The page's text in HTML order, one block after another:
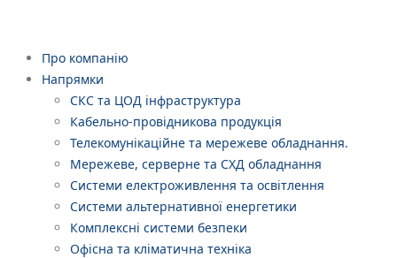
Про компанію
Напрямки
СКС та ЦОД інфраструктура
Кабельно-провідникова продукція
Телекомунікаційне та мережеве обладнання.
Мережеве, серверне та СХД обладнання
Системи електроживлення та освітлення
Системи альтернативної енергетики
Комплексні системи безпеки
Офісна та кліматична техніка